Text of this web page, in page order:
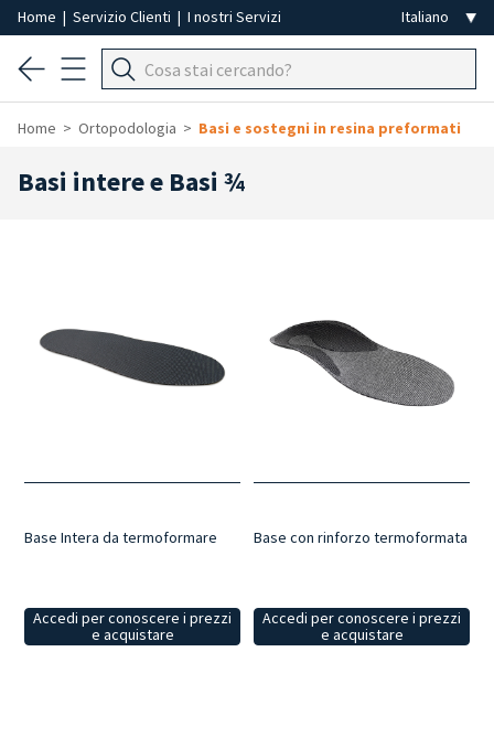
Home | Servizio Clienti | I nostri Servizi
Home Ortopodologia Basi e sostegni in resina preformati
Basi intere e Basi ¾
Base Intera da termoformare
Accedi per conoscere i prezzi
e acquistare
Base con rinforzo termoformata
Accedi per conoscere i prezzi
e acquistare